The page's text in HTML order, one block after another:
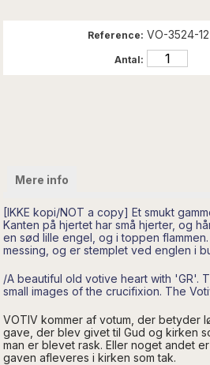
Reference: VO-3524-12
Antal:
Mere info
[IKKE kopi/NOT a copy] Et smukt
Kanten på hjertet har små hjerter, og
en sød lille engel, og i toppen
messing, og er stemplet ved englen i
/A beautiful old votive heart with 'GR'.
small images of the crucifixion. The
VOTIV kommer af votum, der betyder
gave, der blev givet til Gud og kirken
man er blevet rask. Eller noget andet
gaven afleveres i kirken som tak.